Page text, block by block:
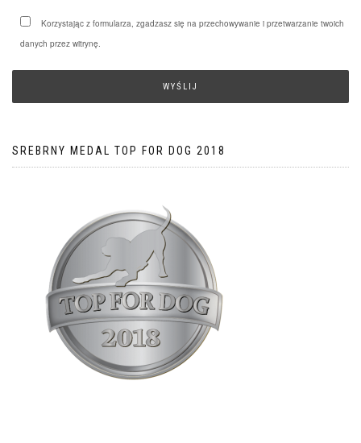
Korzystając z formularza, zgadzasz się na przechowywanie i przetwarzanie twoich
danych przez witrynę.
SREBRNY MEDAL TOP FOR DOG 2018